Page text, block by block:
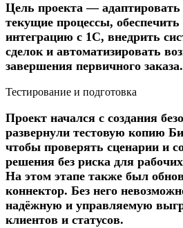
Цель проекта — адаптировать
текущие процессы,
интеграцию с 1С, внедрить
сделок и автоматизировать
завершения первичного заказа.
Тестирование и подготовка
Проект начался с создания
развернули тестовую копию
чтобы проверять сценарии и
решения без риска для
На этом этапе также был
коннектор. Без него
надёжную и управляемую
клиентов и статусов.